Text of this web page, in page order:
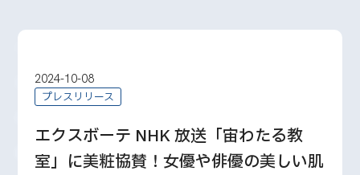
2024-10-08
プレスリリース
エクスボーテ NHK 放送「宙わたる教
室」に美粧協賛！女優や俳優の美しい肌